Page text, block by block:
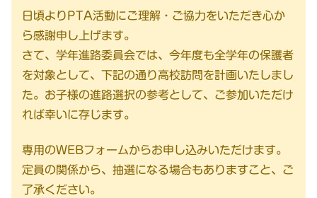
日頃よりPTA活動にご理解・ご協力をいただき心か
ら感謝申し上げます。
さて、学年進路委員会では、今年度も全学年の保護者
を対象として、下記の通り高校訪問を計画いたしまし
た。お子様の進路選択の参考として、ご参加いただけ
れば幸いに存じます。
専用のWEBフォームからお申し込みいただけます。
定員の関係から、抽選になる場合もありますこと、ご
了承ください。